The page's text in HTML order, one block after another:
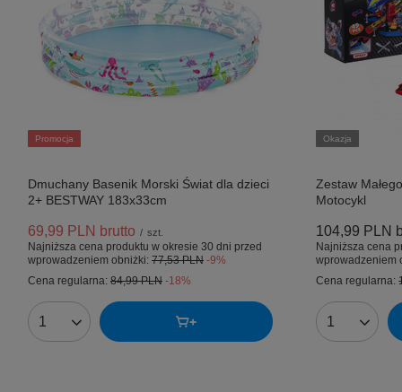
Promocja
Dmuchany Basenik Morski Świat dla dzieci
2+ BESTWAY 183x33cm
69,99 PLN brutto / szt.
Najniższa cena produktu w okresie 30 dni przed
wprowadzeniem obniżki: 77,53 PLN -9%
Cena regularna: 84,99 PLN -18%
Ilość produktów
Okazja
Zestaw
Motocykl
104,99 PLN
Najniższa cena
wprowadzeniem
Cena regularna:
Ilość